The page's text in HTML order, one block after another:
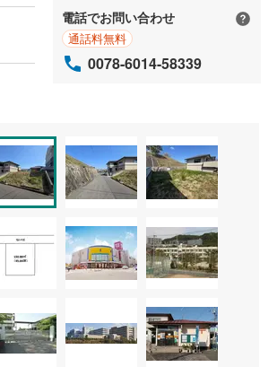
電話でお問い合わせ
通話料無料
0078-6014-58339